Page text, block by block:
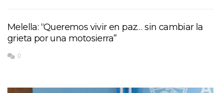
Melella: “Queremos vivir en paz… sin cambiar la
grieta por una motosierra”
0